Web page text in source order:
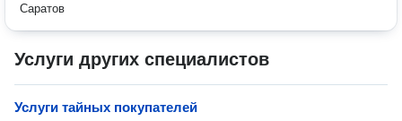
Саратов
Услуги других специалистов
Услуги тайных покупателей